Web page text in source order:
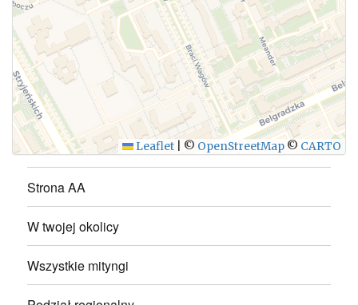
WYŚLIJ
Leaflet © OpenStreetMap © CARTO
Strona AA
W twojej okolicy
Wszystkie mityngi